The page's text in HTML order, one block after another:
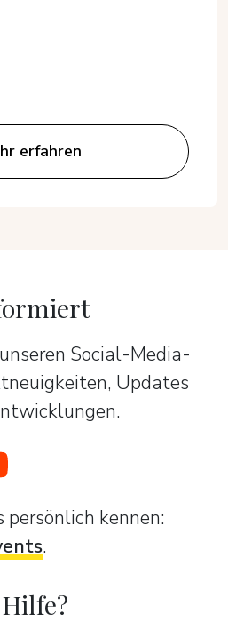
erfahren
Social-Media-
Updates
persönlich kennen:
.